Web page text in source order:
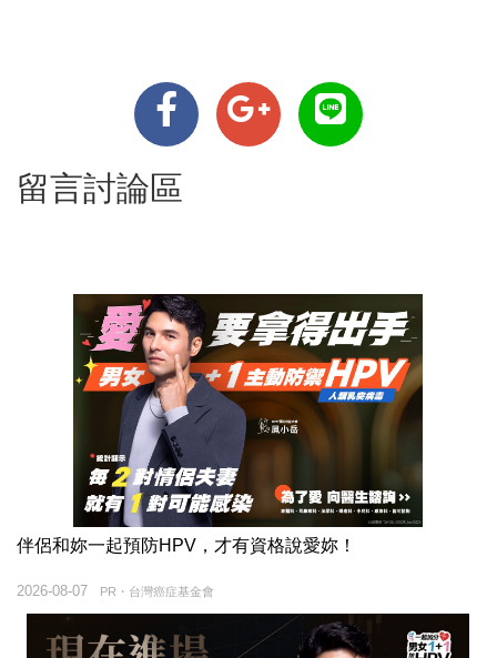
留言討論區
伴侶和妳一起預防HPV，才有資格說愛妳！
PR・台灣癌症基金會
2026-08-07